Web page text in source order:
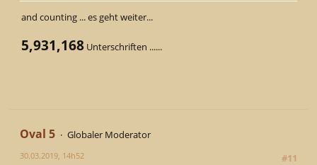
and counting ... es geht weiter...
5,931,168 Unterschriften ......
Oval 5
Globaler Moderator
#11
30.03.2019, 14h52